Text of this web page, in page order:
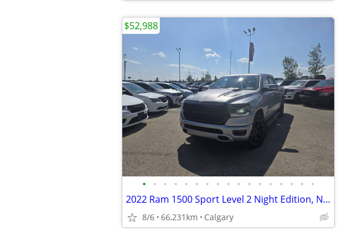
• • • • • • • • • • • • • • • • •
2022 Ram 1500 Sport Level 2 Night Edition, No Accidents, Low KM #11165
8/6 66,231km Calgary
$52,988